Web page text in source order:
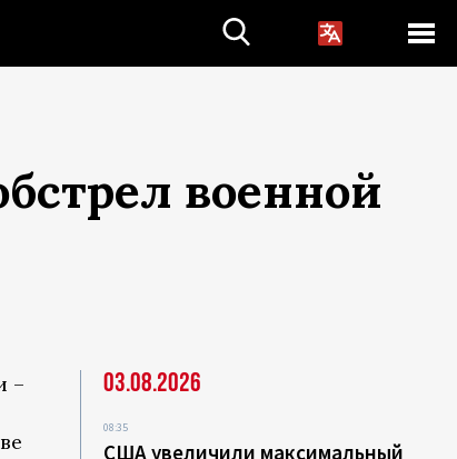
военной
–
03.08.2026
08:35
США увеличили максимальный